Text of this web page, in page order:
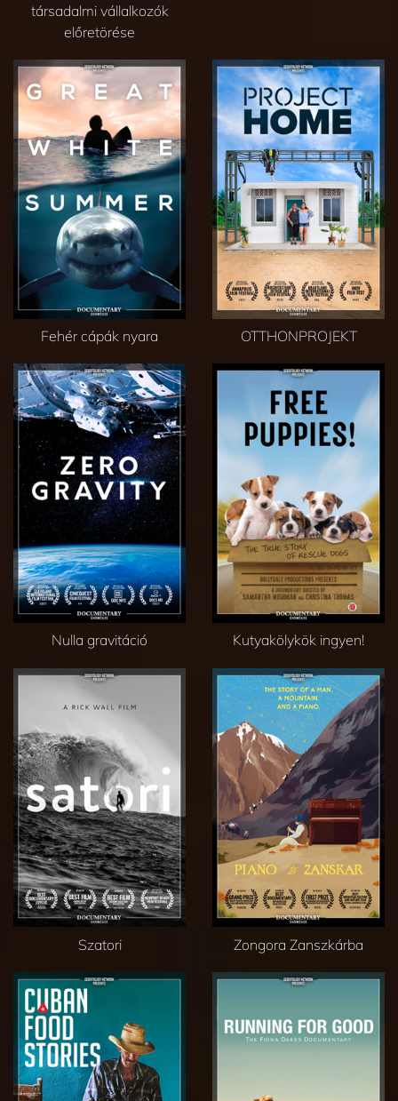
társadalmi vállalkozók
előretörése
Fehér cápák nyara OTTHONPROJEKT
Nulla gravitáció Kutyakölykök ingyen!
Szatori Zongora Zanszkárba